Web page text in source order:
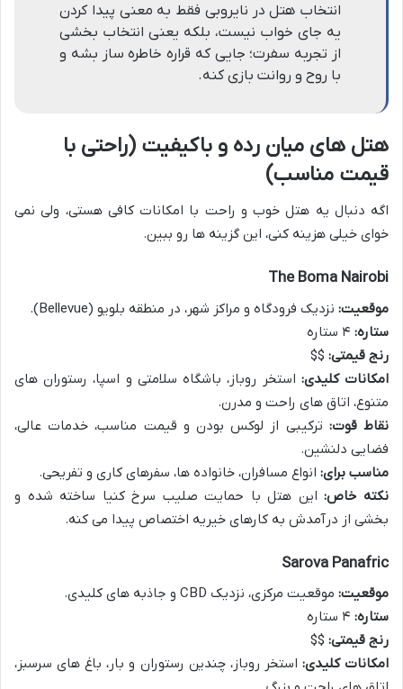
انتخاب هتل در نایروبی فقط به معنی پیدا کردن
یه جای خواب نیست، بلکه یعنی انتخاب بخشی
از تجربه سفرت؛ جایی که قراره خاطره ساز بشه و
با روح و روانت بازی کنه.
هتل های میان رده و باکیفیت (راحتی با
قیمت مناسب)
اگه دنبال یه هتل خوب و راحت با امکانات کافی هستی، ولی نمی
خوای خیلی هزینه کنی، این گزینه ها رو ببین.
The Boma Nairobi
موقعیت: نزدیک فرودگاه و مراکز شهر، در منطقه بلویو (Bellevue).
ستاره:
رنج قیمتی: $$
امکانات کلیدی: استخر روباز، باشگاه سلامتی و اسپا، رستوران های
متنوع، اتاق های راحت و مدرن.
نقاط قوت: ترکیبی از لوکس بودن و قیمت مناسب، خدمات عالی،
فضایی دلنشین.
مناسب برای: انواع مسافران، خانواده ها، سفرهای کاری و تفریحی.
نکته خاص:این هتل با حمایت صلیب سرخ کنیا ساخته شده و
بخشی از درآمدش به کارهای خیریه اختصاص پیدا می کنه.
Sarova Panafric
موقعیت: موقعیت مرکزی، نزدیک CBD و جاذبه های کلیدی.
ستاره:
رنج قیمتی: $$
امکانات کلیدی: استخر روباز، چندین رستوران و بار، باغ های سرسبز،